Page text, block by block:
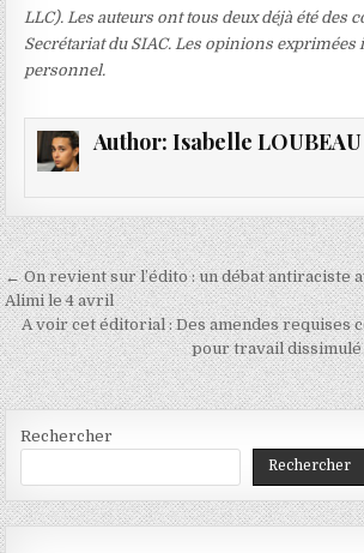
LLC).Les auteurs ont tous deux déjà été des
Secrétariat du SIAC. Les opinions exprimées
personnel.
Author: Isabelle LOUBEAU
Navigation
de
l’article
← On revient sur l’édito : un débat antiraciste
Alimi le 4 avril
A voir cet éditorial : Des amendes requises
pour travail
Rechercher
Rechercher